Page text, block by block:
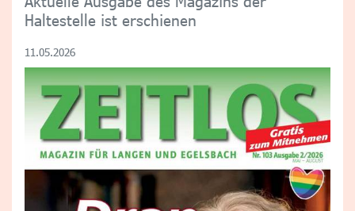
Haltestelle ist erschienen
11.05.2026